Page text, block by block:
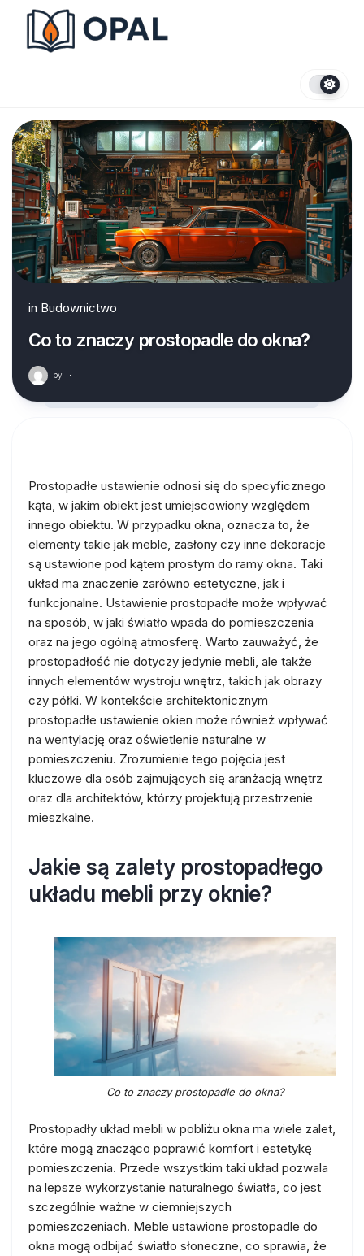
content
in Budownictwo
Co to znaczy prostopadle do okna?
by ·
Prostopadłe ustawienie odnosi się do specyficznego
kąta, w jakim obiekt jest umiejscowiony względem
innego obiektu. W przypadku okna, oznacza to, że
elementy takie jak meble, zasłony czy inne dekoracje
są ustawione pod kątem prostym do ramy okna. Taki
układ ma znaczenie zarówno estetyczne, jak i
funkcjonalne. Ustawienie prostopadłe może wpływać
na sposób, w jaki światło wpada do pomieszczenia
oraz na jego ogólną atmosferę. Warto zauważyć, że
prostopadłość nie dotyczy jedynie mebli, ale także
innych elementów wystroju wnętrz, takich jak obrazy
czy półki. W kontekście architektonicznym
prostopadłe ustawienie okien może również wpływać
na wentylację oraz oświetlenie naturalne w
pomieszczeniu. Zrozumienie tego pojęcia jest
kluczowe dla osób zajmujących się aranżacją wnętrz
oraz dla architektów, którzy projektują przestrzenie
mieszkalne.
Jakie są zalety prostopadłego
układu mebli przy oknie?
Co to znaczy prostopadle do okna?
Prostopadły układ mebli w pobliżu okna ma wiele zalet,
które mogą znacząco poprawić komfort i estetykę
pomieszczenia. Przede wszystkim taki układ pozwala
na lepsze wykorzystanie naturalnego światła, co jest
szczególnie ważne w ciemniejszych
pomieszczeniach. Meble ustawione prostopadle do
okna mogą odbijać światło słoneczne, co sprawia, że